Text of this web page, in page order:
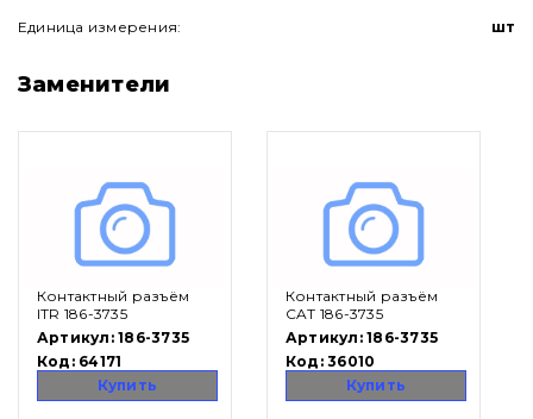
Контакты
Вакансии
Каталог
Фильтры и смазочные материалы
Ходовая часть
Единица измерения: шт
Заменители
Контактный разъём
ITR 186-3735
Артикул:186-3735
Код: 64171
Купить
Контактный разъём
CAT 186-3735
Артикул:186-3735
Код:36010
Купить